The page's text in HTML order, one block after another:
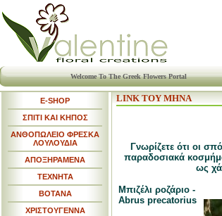
Welcome To The Greek Flowers Portal
E-SHOP
ΣΠΙΤΙ ΚΑΙ ΚΗΠΟΣ
ΑΝΘΟΠΩΛΕΙΟ ΦΡΕΣΚΑ
ΛΟΥΛΟΥΔΙΑ
ΑΠΟΞΗΡΑΜΕΝΑ
ΤΕΧΝΗΤΑ
ΒΟΤΑΝΑ
ΧΡΙΣΤΟΥΓΕΝΝΑ
LINK ΤΟΥ ΜΗΝΑ
Γνωρίζετε ότι οι
παραδοσιακά
ως
Μπιζέλι ροζάριο -
Abrus precatorius